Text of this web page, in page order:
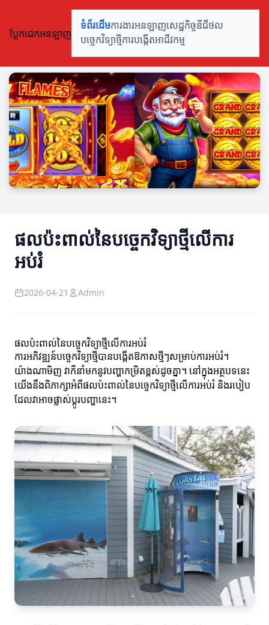
ប្លែកជេកអនឡាញ
ទំព័រដើមការងារអនឡាញសេដ្ឋកិច្ចឌីជីថល
បច្ចេកវិទ្យាថ្មីការបង្កើតអាជីវកម្ម
ផលប៉ះពាល់នៃបច្ចេកវិទ្យាថ្មីលើការ
អប់រំ
2026-04-21 Admin
ផលប៉ះពាល់នៃបច្ចេកវិទ្យាថ្មីលើការអប់រំ
ការអភិវឌ្ឍន៍បច្ចេកវិទ្យាថ្មីបានបង្កើតឱកាសថ្មីៗសម្រាប់ការអប់រំ។
យ៉ាងណាមិញ វាក៏នាំមកនូវបញ្ហាកម្រិតខ្ពស់ដូចគ្នា។ នៅក្នុងអត្ថបទនេះ
យើងនឹងពិភាក្សាអំពីផលប៉ះពាល់នៃបច្ចេកវិទ្យាថ្មីលើការអប់រំ និងរបៀប
ដែលវាអាចផ្លាស់ប្តូរបញ្ហានេះ។